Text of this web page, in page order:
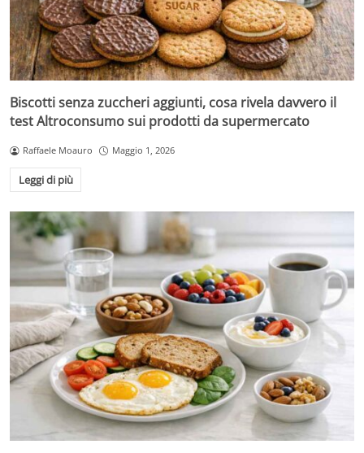
Biscotti senza zuccheri aggiunti, cosa rivela davvero il
test Altroconsumo sui prodotti da supermercato
Raffaele Moauro Maggio 1, 2026
Leggi di più